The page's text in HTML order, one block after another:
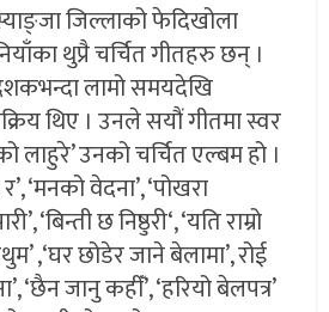
जिल्लाको फेदिखोला
थुप्रै चर्चित गीतहरु छन् ।
लामो समयदेखि
थिए । उनले सयौं गीतमा स्वर
लाहुरे’ उनको चर्चित एल्बम हो ।
‘मनको वेदना’, ‘पोखरा
‘बिन्ती छ निष्ठुरी‘, ‘यति राम्रो
,‘घर छोडेर जाने बेलामा’, रोई
‘छैन जानु कहीँ’, ‘हरियो बेलपत्र’